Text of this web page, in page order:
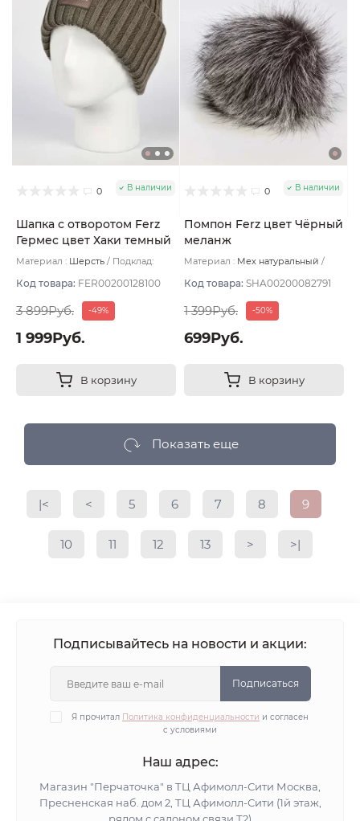
0 В наличии
Шапка с отворотом Ferz
Гермес цвет Хаки темный
Материал : Шерсть
Подклад:
Код товара: FER00200128100
3 899Руб. -49%
1 999Руб.
В корзину
0 В наличии
Помпон Ferz цвет Чёрный
меланж
Материал : Мех натуральный
Код товара: SHA00200082791
1 399Руб. -50%
699Руб.
В корзину
Показать еще
|< < 5 6 7 8 9
10 11 12 13 > >|
Подписывайтесь на новости и акции:
Подписаться
Я прочитал Политика конфиденциальности и согласен
с условиями
Наш адрес:
Магазин "Перчаточка" в ТЦ Афимолл-Сити Москва,
Пресненская наб. дом 2, ТЦ Афимолл-Сити (1й этаж,